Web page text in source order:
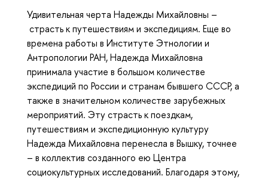
Удивительная черта Надежды Михайловны –
страсть к путешествиям и экспедициям. Еще во
времена работы в Институте Этнологии и
Антропологии РАН, Надежда Михайловна
принимала участие в большом количестве
экспедиций по России и странам бывшего СССР, а
также в значительном количестве зарубежных
мероприятий. Эту страсть к поездкам,
путешествиям и экспедиционную культуру
Надежда Михайловна перенесла в Вышку, точнее
– в коллектив созданного ею Центра
социокультурных исследований. Благодаря этому,